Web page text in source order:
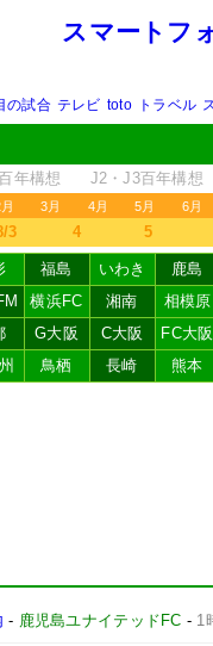
スマートフ
の試合 テレビ toto トラベル
年構想 J2・J3百年構想
3月 4月 5月 6月
3 4 5
福島 いわき 鹿島
横浜FC 湘南 相模原
G大阪 C大阪 FC大阪
鳥栖 長崎 熊本
- 鹿児島ユナイテッドFC - 1